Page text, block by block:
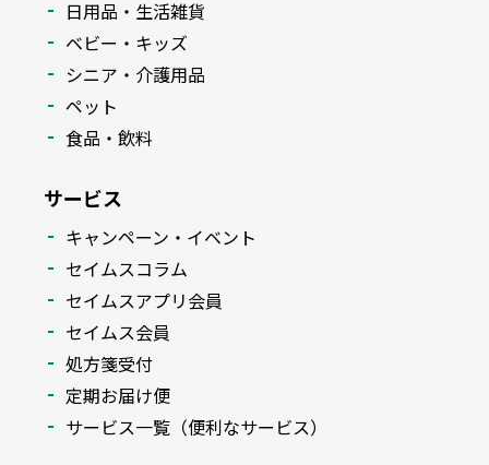
日用品・生活雑貨
ベビー・キッズ
シニア・介護用品
ペット
食品・飲料
サービス
キャンペーン・イベント
セイムスコラム
セイムスアプリ会員
セイムス会員
処方箋受付
定期お届け便
サービス一覧（便利なサービス）